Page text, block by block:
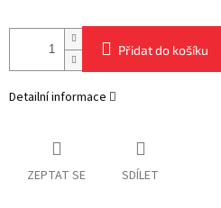
Přidat do košíku
Detailní informace
ZEPTAT SE SDÍLET